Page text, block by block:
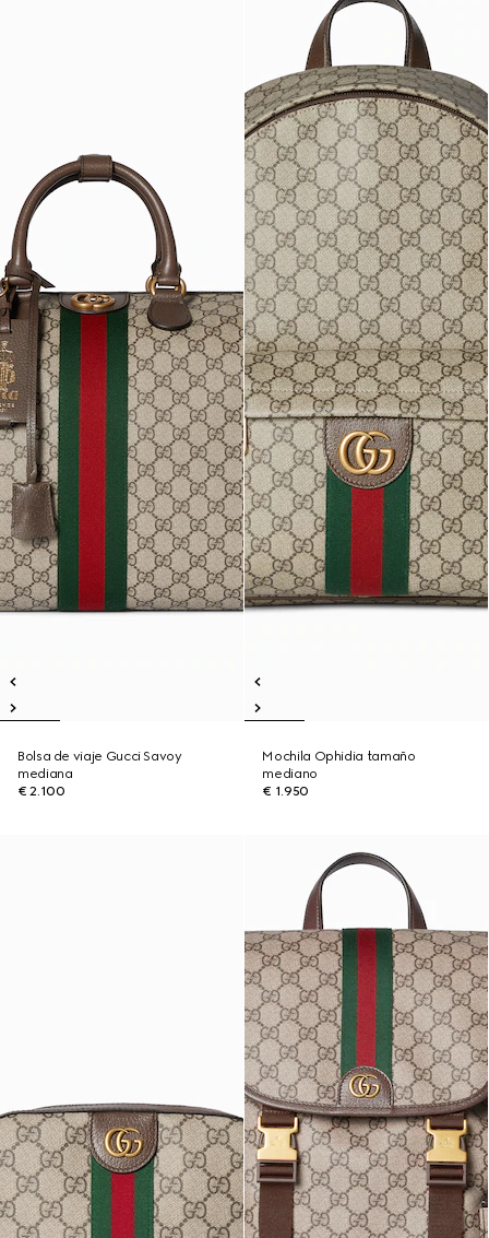
Bolsa de viaje Gucci Savoy
mediana
€ 2.100
Mochila Ophidia tamaño
mediano
€ 1.950